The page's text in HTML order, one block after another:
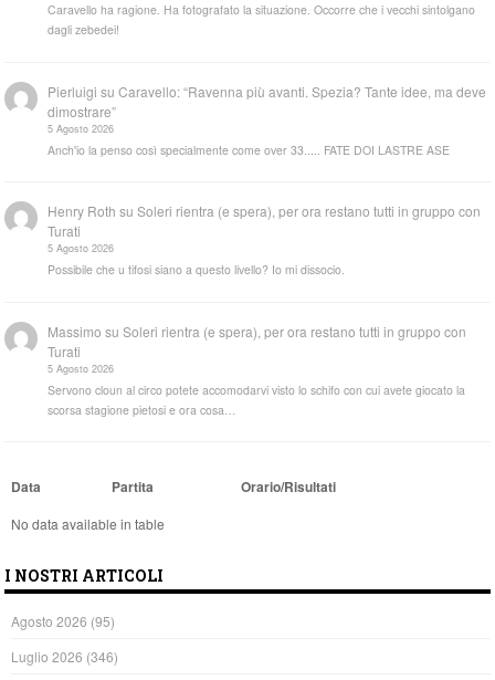
Caravello ha ragione. Ha fotografato la situazione. Occorre che i vecchi sintolgano
dagli zebedei!
Pierluigi suCaravello: “Ravenna più avanti. Spezia? Tante idee, ma deve
dimostrare”
5 Agosto 2026
Anch'io la penso così specialmente come over 33..... FATE DOI LASTRE ASE
Henry Roth suSoleri rientra (e spera), per ora restano tutti in gruppo con
Turati
5 Agosto 2026
Possibile che u tifosi siano a questo livello? Io mi dissocio.
Massimo suSoleri rientra (e spera), per ora restano tutti in gruppo con
Turati
5 Agosto 2026
Servono cloun al circo potete accomodarvi visto lo schifo con cui avete giocato la
scorsa stagione pietosi e ora cosa…
Data Partita Orario/Risultati
No data available in table
I NOSTRI ARTICOLI
Agosto 2026 (95)
Luglio 2026 (346)